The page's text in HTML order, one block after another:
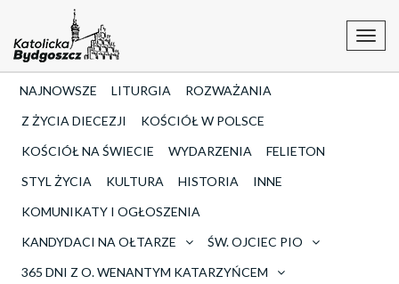
NAJNOWSZE LITURGIA
ROZWAŻANIA
Z ŻYCIA DIECEZJI
KOŚCIÓŁ W POLSCE
KOŚCIÓŁ NA ŚWIECIE
WYDARZENIA
FELIETON
STYL ŻYCIA
KULTURA HISTORIA
INNE
KOMUNIKATY I OGŁOSZENIA
KANDYDACI NA OŁTARZE
ŚW. OJCIEC PIO
365 DNI Z O. WENANTYM KATARZYŃCEM